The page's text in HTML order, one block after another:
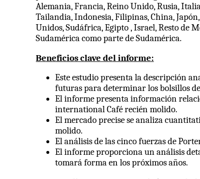
Alemania, Francia, Reino Unido, Rusia,
Tailandia, Indonesia, Filipinas, China,
Unidos, Sudáfrica, Egipto , Israel, Resto de
Sudamérica como parte de Sudamérica.
Beneficios clave del informe:
Este estudio presenta la descripción
futuras para determinar los bolsillos
El informe presenta información
international Café recién molido.
El mercado precise se analiza
molido.
El análisis de las cinco fuerzas de
El informe proporciona un análisis
tomará forma en los próximos años.